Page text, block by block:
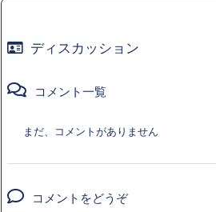
ディスカッション
コメント一覧
まだ、コメントがありません
コメントをどうぞ